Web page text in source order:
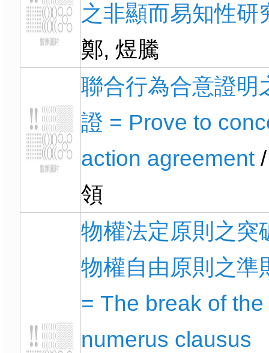
之非顯而易知性研
鄭, 煜騰
聯合行為合意證明
證 = Prove to
action agreement
領
物權法定原則之突
物權自由原則之準
= The break of the
numerus clausus